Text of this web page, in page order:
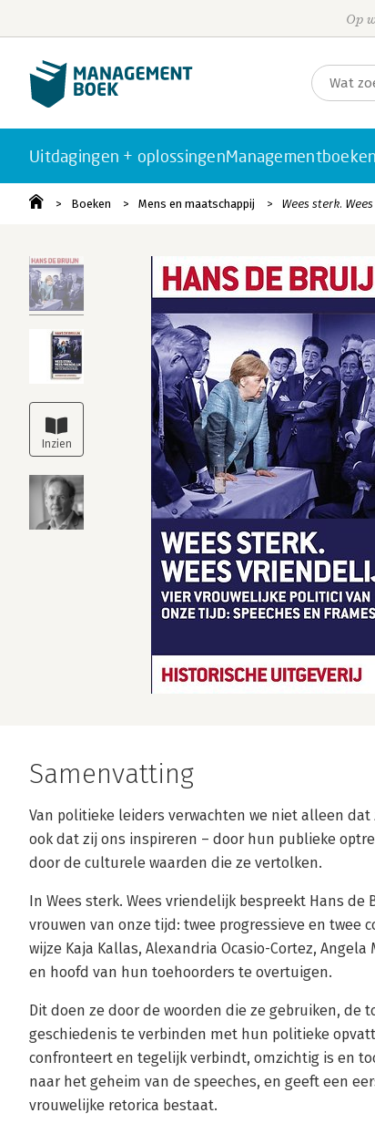
Op
Uitdagingen + oplossingenManagementboeken
Boeken Mens en maatschappij Wees sterk.
Samenvatting
Van politieke leiders verwachten we niet alleen
ook dat zij ons inspireren – door hun publieke
door de culturele waarden die ze vertolken.
In Wees sterk. Wees vriendelijk bespreekt Hans
vrouwen van onze tijd: twee progressieve en twee
wijze Kaja Kallas, Alexandria Ocasio-Cortez,
en hoofd van hun toehoorders te overtuigen.
Dit doen ze door de woorden die ze gebruiken, de
geschiedenis te verbinden met hun politieke
confronteert en tegelijk verbindt, omzichtig is en
naar het geheim van de speeches, en geeft een
vrouwelijke retorica bestaat.